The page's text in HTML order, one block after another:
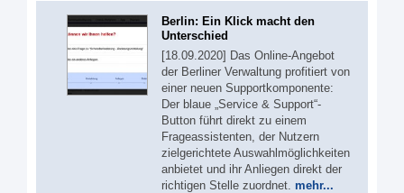
Berlin: Ein Klick macht den
Unterschied
[18.09.2020] Das Online-Angebot
der Berliner Verwaltung profitiert von
einer neuen Supportkomponente:
Der blaue „Service & Support“-
Button führt direkt zu einem
Frageassistenten, der Nutzern
zielgerichtete Auswahlmöglichkeiten
anbietet und ihr Anliegen direkt der
richtigen Stelle zuordnet. mehr...